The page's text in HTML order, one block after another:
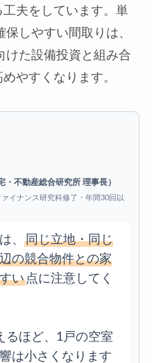
夫をしています。単
しやすい間取りは、
けた設備投資と組み合
やすくなります。
・不動産総合研究所 理事長）
イナンス研究科修了・年間30回以
、
同じ立地・同じ
の競合物件との家
い点に注意してく
るほど、1戸の空室
は小さくなります